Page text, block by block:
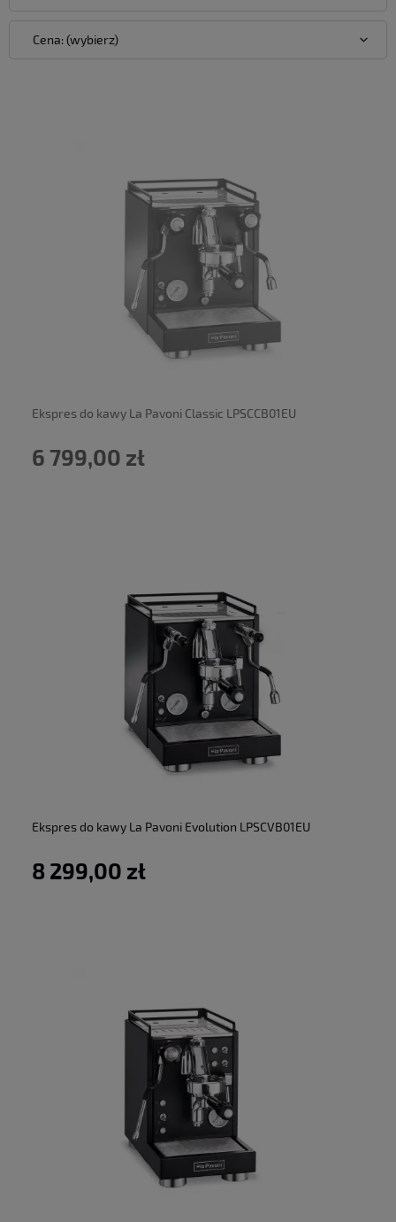
Cena: (wybierz)
Ekspres do kawy La Pavoni Classic LPSCCB01EU
6 799,00 zł
powiadom o dostępności
Ekspres do kawy La Pavoni Evolution LPSCVB01EU
8 299,00 zł
do koszyka
do koszyka